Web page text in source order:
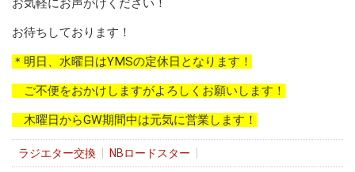
お気軽にお声がけください！
お待ちしております！
＊明日、水曜日はYMSの定休日となります！
ご不便をおかけしますがよろしくお願いします！
木曜日からGW期間中は元気に営業します！
ラジエター交換 NBロードスター